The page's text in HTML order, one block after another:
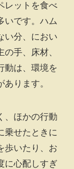
レットを食べ
いです。ハム
い分、におい
手、床材、
動は、環境を
ります。
、ほかの行動
乗せたときに
歩いたり、お
に心配しすぎ